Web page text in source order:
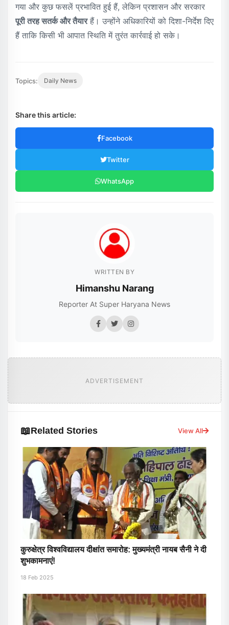
गया और कुछ फसलें प्रभावित हुई हैं, लेकिन प्रशासन और सरकार
पूरी तरह सतर्क और तैयारहैं। उन्होंने अधिकारियों को दिशा-निर्देश दिए
हैं ताकि किसी भी आपात स्थिति में तुरंत कार्रवाई हो सके।
Topics: Daily News
Share this article:
Facebook
Twitter
WhatsApp
WRITTEN BY
Himanshu Narang
Reporter At Super Haryana News
ADVERTISEMENT
📖Related Stories View All
कुरुक्षेत्र विश्वविद्यालय दीक्षांत समारोह: मुख्यमंत्री नायब सैनी ने दी
शुभकामनाएं!
18 Feb 2025